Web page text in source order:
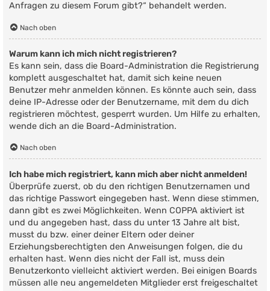
Anfragen zu diesem Forum gibt?“ behandelt werden.
Nach oben
Warum kann ich mich nicht registrieren?
Es kann sein, dass die Board-Administration die Registrierung
komplett ausgeschaltet hat, damit sich keine neuen
Benutzer mehr anmelden können. Es könnte auch sein, dass
deine IP-Adresse oder der Benutzername, mit dem du dich
registrieren möchtest, gesperrt wurden. Um Hilfe zu erhalten,
wende dich an die Board-Administration.
Nach oben
Ich habe mich registriert, kann mich aber nicht anmelden!
Überprüfe zuerst, ob du den richtigen Benutzernamen und
das richtige Passwort eingegeben hast. Wenn diese stimmen,
dann gibt es zwei Möglichkeiten. Wenn COPPA aktiviert ist
und du angegeben hast, dass du unter 13 Jahre alt bist,
musst du bzw. einer deiner Eltern oder deiner
Erziehungsberechtigten den Anweisungen folgen, die du
erhalten hast. Wenn dies nicht der Fall ist, muss dein
Benutzerkonto vielleicht aktiviert werden. Bei einigen Boards
müssen alle neu angemeldeten Mitglieder erst freigeschaltet